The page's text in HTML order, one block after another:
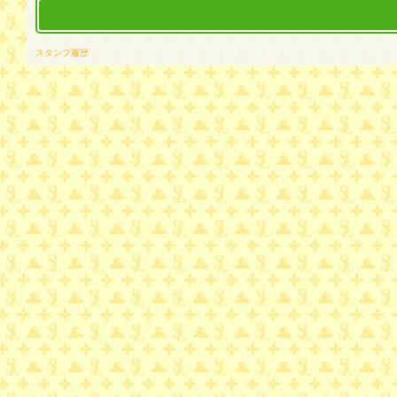
スタンプ履歴